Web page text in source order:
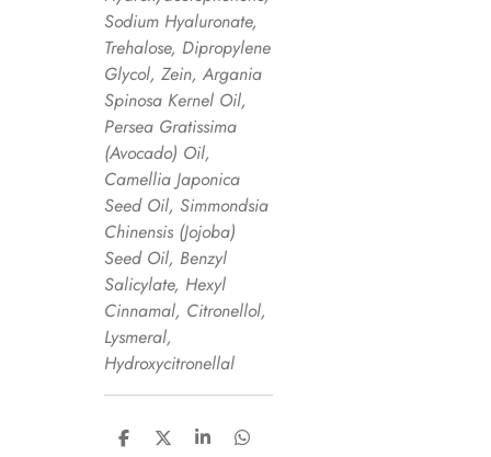
Sodium Hyaluronate,
Trehalose, Dipropylene
Glycol, Zein, Argania
Spinosa Kernel Oil,
Persea Gratissima
(Avocado) Oil,
Camellia Japonica
Seed Oil, Simmondsia
Chinensis (Jojoba)
Seed Oil, Benzyl
Salicylate, Hexyl
Cinnamal, Citronellol,
Lysmeral,
Hydroxycitronellal
D
D
S
D